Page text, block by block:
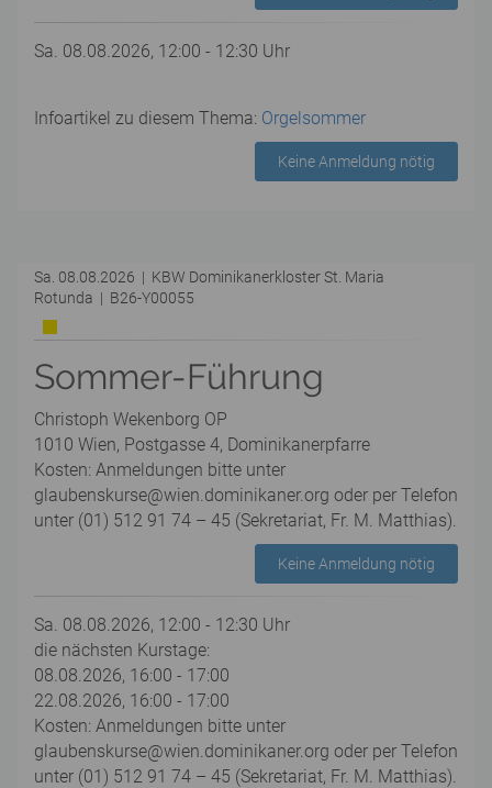
Sa. 08.08.2026, 12:00 - 12:30 Uhr
Infoartikel zu diesem Thema: Orgelsommer
Keine Anmeldung nötig
Sa. 08.08.2026 | KBW Dominikanerkloster St. Maria
Rotunda | B26-Y00055
Sommer-Führung
Christoph Wekenborg OP
1010 Wien, Postgasse 4, Dominikanerpfarre
Kosten: Anmeldungen bitte unter
glaubenskurse@wien.dominikaner.org oder per Telefon
unter (01) 512 91 74 – 45 (Sekretariat, Fr. M. Matthias).
Keine Anmeldung nötig
Sa. 08.08.2026, 12:00 - 12:30 Uhr
die nächsten Kurstage:
08.08.2026, 16:00 - 17:00
22.08.2026, 16:00 - 17:00
Kosten: Anmeldungen bitte unter
glaubenskurse@wien.dominikaner.org oder per Telefon
unter (01) 512 91 74 – 45 (Sekretariat, Fr. M. Matthias).